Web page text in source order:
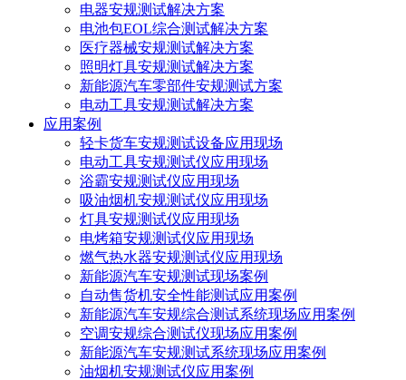
电器安规测试解决方案
电池包EOL综合测试解决方案
医疗器械安规测试解决方案
照明灯具安规测试解决方案
新能源汽车零部件安规测试方案
电动工具安规测试解决方案
应用案例
轻卡货车安规测试设备应用现场
电动工具安规测试仪应用现场
浴霸安规测试仪应用现场
吸油烟机安规测试仪应用现场
灯具安规测试仪应用现场
电烤箱安规测试仪应用现场
燃气热水器安规测试仪应用现场
新能源汽车安规测试现场案例
自动售货机安全性能测试应用案例
新能源汽车安规综合测试系统现场应用案例
空调安规综合测试仪现场应用案例
新能源汽车安规测试系统现场应用案例
油烟机安规测试仪应用案例